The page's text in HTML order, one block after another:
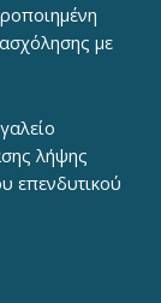
με
λήψης
επενδυτικού